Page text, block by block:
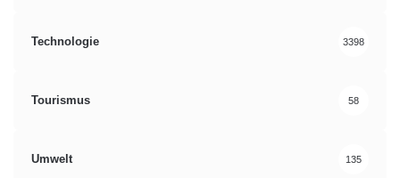
Technologie 3398
Tourismus 58
Umwelt 135